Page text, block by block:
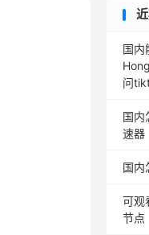
国内
问
国内
速器
国内
可观
节点